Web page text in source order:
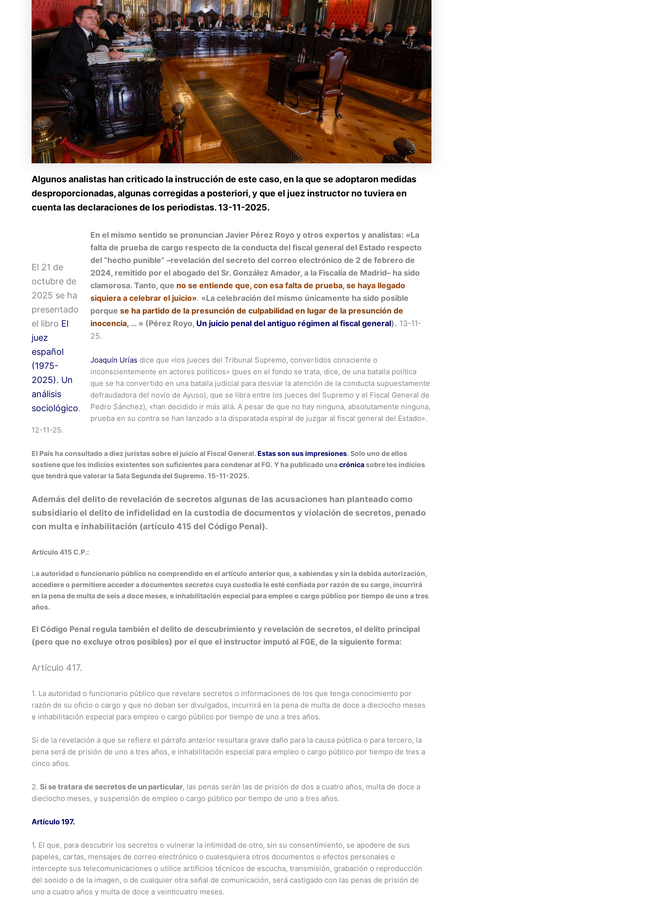
Algunos analistas han criticado la instrucción de este caso, en la que se adoptaron medidas
desproporcionadas, algunas corregidas a posteriori, y que el juez instructor no tuviera en
cuenta las declaraciones de los periodistas. 13-11-2025.
El 21 de
octubre de
2025 se ha
presentado
el libro El
juez
español
(1975-
2025). Un
análisis
sociológico.
En el mismo sentido se pronuncian Javier Pérez Royo y otros expertos y analistas: «La
falta de prueba de cargo respecto de la conducta del fiscal general del Estado respecto
del “hecho punible” –revelación del secreto del correo electrónico de 2 de febrero de
2024, remitido por el abogado del Sr. González Amador, a la Fiscalía de Madrid– ha sido
clamorosa. Tanto, que no se entiende que, con esa falta de prueba, se haya llegado
siquiera a celebrar el juicio». «La celebración del mismo únicamente ha sido posible
porque se ha partido de la presunción de culpabilidad en lugar de la presunción de
inocencia, … » (Pérez Royo, Un juicio penal del antiguo régimen al fiscal general). 13-11-
25.
Joaquín Urías dice que «los jueces del Tribunal Supremo, convertidos consciente o
inconscientemente en actores políticos» (pues en el fondo se trata, dice, de una batalla política
que se ha convertido en una batalla judicial para desviar la atención de la conducta supuestamente
defraudadora del novio de Ayuso), que se libra entre los jueces del Supremo y el Fiscal General de
Pedro Sánchez), «han decidido ir más allá. A pesar de que no hay ninguna, absolutamente ninguna,
prueba en su contra se han lanzado a la disparatada espiral de juzgar al fiscal general del Estado».
12-11-25.
El País ha consultado a diez juristas sobre el juicio al Fiscal General. Estas son sus impresiones. Solo uno de ellos
sostiene que los indicios existentes son suficientes para condenar al FG. Y ha publicado unacrónicasobre los indicios
que tendrá que valorar la Sala Segunda del Supremo. 15-11-2025.
Además del delito de revelación de secretos algunas de las acusaciones han planteado como
subsidiario el delito de infidelidad en la custodia de documentos y violación de secretos, penado
con multa e inhabilitación (artículo 415 del Código Penal).
Artículo 415 C.P.:
L a autoridad o funcionario público no comprendido en el artículo anterior que, a sabiendas y sin la debida autorización,
accediere o permitiere acceder a documentossecretoscuya custodia le esté confiada por razón de su cargo, incurrirá
en la pena de multa de seis a doce meses, e inhabilitación especial para empleo o cargo público por tiempo de uno a tres
años.
El Código Penal regula también el delito de descubrimiento y revelación de secretos, el delito principal
(pero que no excluye otros posibles) por el que el instructor imputó al FGE, de la siguiente forma:
Artículo 417.
1. La autoridad o funcionario público que revelare secretos o informaciones de los que tenga conocimiento por
razón de su oficio o cargo y que no deban ser divulgados, incurrirá en la pena de multa de doce a dieciocho meses
e inhabilitación especial para empleo o cargo público por tiempo de uno a tres años.
Si de la revelación a que se refiere el párrafo anterior resultara grave daño para la causa pública o para tercero, la
pena será de prisión de uno a tres años, e inhabilitación especial para empleo o cargo público por tiempo de tres a
cinco años.
2. Si se tratara de secretos de un particular, las penas serán las de prisión de dos a cuatro años, multa de doce a
dieciocho meses, y suspensión de empleo o cargo público por tiempo de uno a tres años.
Artículo 197.
1. El que, para descubrir los secretos o vulnerar la intimidad de otro, sin su consentimiento, se apodere de sus
papeles, cartas, mensajes de correo electrónico o cualesquiera otros documentos o efectos personales o
intercepte sus telecomunicaciones o utilice artificios técnicos de escucha, transmisión, grabación o reproducción
del sonido o de la imagen, o de cualquier otra señal de comunicación, será castigado con las penas de prisión de
uno a cuatro años y multa de doce a veinticuatro meses.